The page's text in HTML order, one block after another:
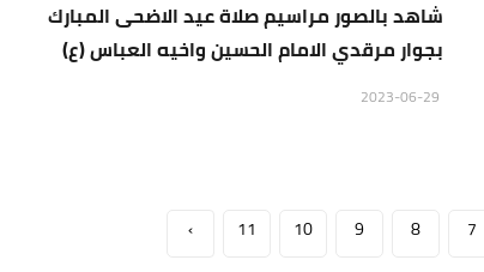
شاهد بالصور مراسيم صلاة عيد الاضحى المبارك
بجوار مرقدي الامام الحسين واخيه العباس (ع)
7
8
9
10
11
›